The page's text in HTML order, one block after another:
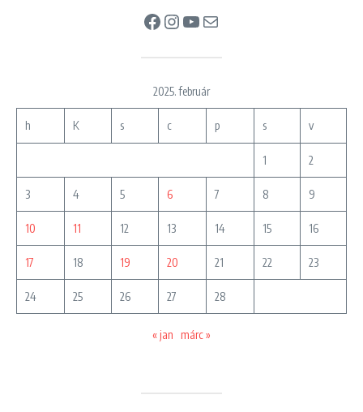
Facebook
Instagram
YouTube
Mail
2025. február
h K s c p s v
1 2
3 4 5 6 7 8 9
10 11 12 13 14 15 16
17 18 19 20 21 22 23
24 25 26 27 28
« jan márc »